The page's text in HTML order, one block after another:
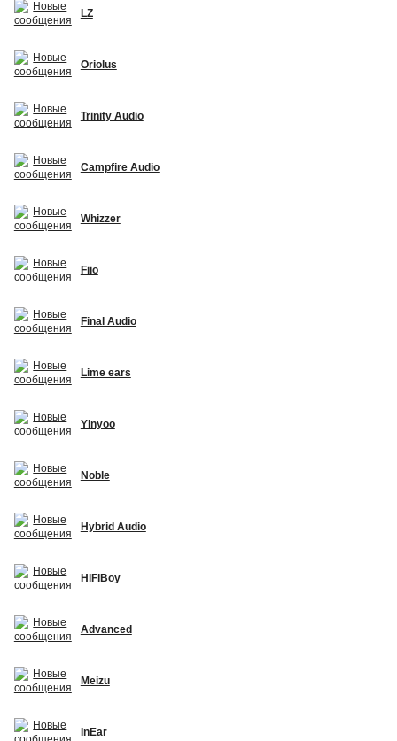
LZ
Oriolus
Trinity Audio
Campfire Audio
Whizzer
Fiio
Final Audio
Lime ears
Yinyoo
Noble
Hybrid Audio
HiFiBoy
Advanced
Meizu
InEar